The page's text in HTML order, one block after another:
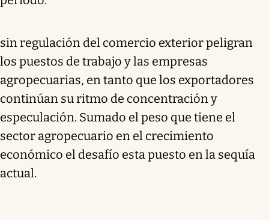
sin regulación del comercio exterior peligran
los puestos de trabajo y las empresas
agropecuarias, en tanto que los exportadores
continúan su ritmo de concentración y
especulación. Sumado el peso que tiene el
sector agropecuario en el crecimiento
económico el desafío esta puesto en la sequía
actual.